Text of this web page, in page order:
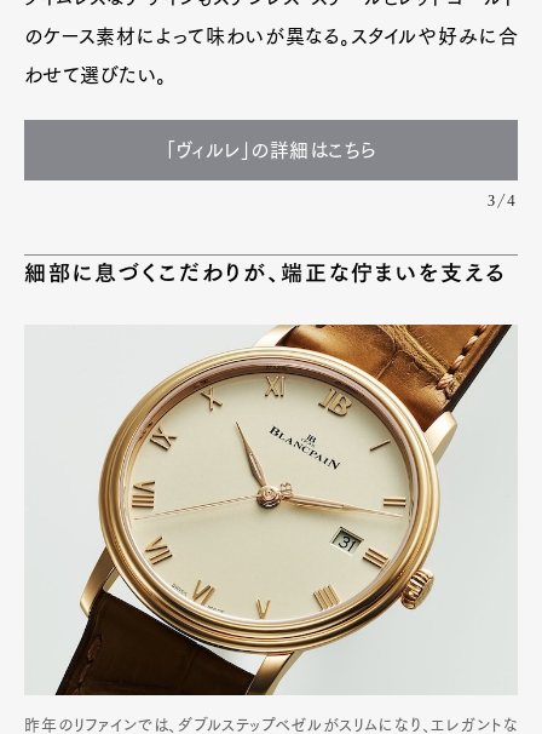
のケース素材によって味わいが異なる。スタイルや好みに合
わせて選びたい。
「ヴィルレ」の詳細はこちら
3/4
細部に息づくこだわりが、端正な佇まいを支える
昨年のリファインでは、ダブルステップベゼルがスリムになり、エレガントな